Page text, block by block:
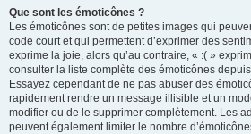
Que sont les émoticônes ?
Les émoticônes sont de petites images qui
code court et qui permettent d’exprimer des
exprime la joie, alors qu’au contraire, « :( »
consulter la liste complète des émoticônes
Essayez cependant de ne pas abuser des
rapidement rendre un message illisible et un
modifier ou de le supprimer complètement. Les
peuvent également limiter le nombre